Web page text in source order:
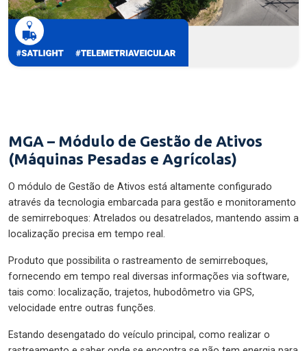
MGA – Módulo de Gestão de Ativos
(Máquinas Pesadas e Agrícolas)
O módulo de Gestão de Ativos está altamente configurado
através da tecnologia embarcada para gestão e monitoramento
de semirreboques: Atrelados ou desatrelados, mantendo assim a
localização precisa em tempo real.
Produto que possibilita o rastreamento de semirreboques,
fornecendo em tempo real diversas informações via software,
tais como: localização, trajetos, hubodômetro via GPS,
velocidade entre outras funções.
Estando desengatado do veículo principal, como realizar o